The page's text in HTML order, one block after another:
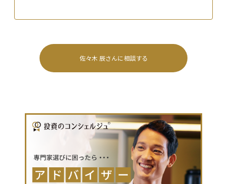
佐々木 辰さんに相談する